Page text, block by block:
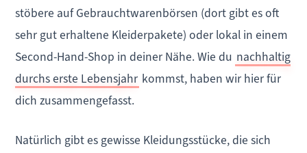
stöbere auf Gebrauchtwarenbörsen (dort gibt es oft
sehr gut erhaltene Kleiderpakete) oder lokal in einem
Second-Hand-Shop in deiner Nähe. Wie du nachhaltig
durchs erste Lebensjahr kommst, haben wir hier für
dich zusammengefasst.
Natürlich gibt es gewisse Kleidungsstücke, die sich